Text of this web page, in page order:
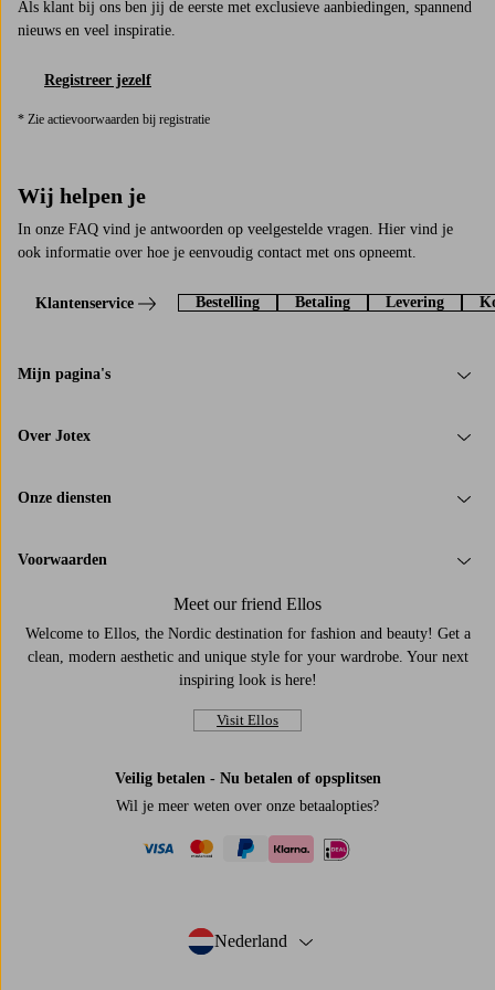
Als klant bij ons ben jij de eerste met exclusieve aanbiedingen, spannend
nieuws en veel inspiratie.
Registreer jezelf
* Zie actievoorwaarden bij registratie
Wij helpen je
In onze FAQ vind je antwoorden op veelgestelde vragen. Hier vind je
ook informatie over hoe je eenvoudig contact met ons opneemt.
Klantenservice Bestelling Betaling Levering
Mijn pagina's
Over Jotex
Onze diensten
Voorwaarden
Meet our friend Ellos
Welcome to Ellos, the Nordic destination for fashion and beauty! Get a
clean, modern aesthetic and unique style for your wardrobe. Your next
inspiring look is here!
Visit Ellos
Veilig betalen - Nu betalen of opsplitsen
Wil je meer weten over onze betaalopties?
Nederland
- Selecteer land